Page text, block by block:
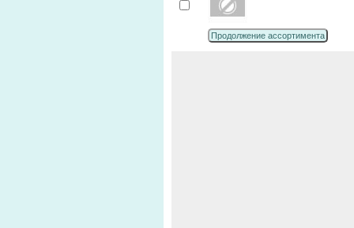
Продолжение ассортимента